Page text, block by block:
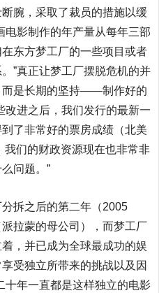
腕，采取了裁员的措施以缓
电影制作的年产量从每年三部
东方梦工厂的一些项目或者
”真正让梦工厂摆脱危机的并
而是长期的坚持——制作好的
改进之后，我们发行的最新一
了非常好的票房成绩（北美
们的财政资源现在也非常非
问题。”
拆之后的第二年（2005
拉蒙的母公司），而梦工厂
，并已成为全球最成功的娱
受独立所带来的挑战以及因
十年一直都是这样独立的电影